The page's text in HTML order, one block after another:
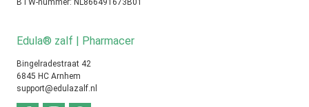
BTW-nummer: NL866491673B01
Edula® zalf | Pharmacer
Bingelradestraat 42
6845 HC Arnhem
support@edulazalf.nl